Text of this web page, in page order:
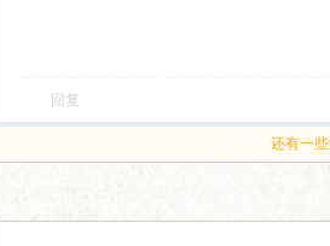
回复
还有一